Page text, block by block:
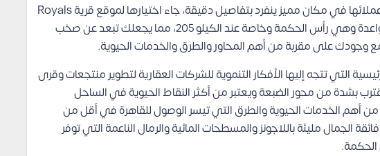
عبر اهتمام بالغ من شركة AOG بوجود عملائها في مكان مميز ينفرد بتفاصيل دقيقة، جاء اختيارها لموقع قرية Royals
الساحل في منطقة استثمارية تنموية واعدة وهي رأس الحكمة وخاصة عند الكيلو 205، مما يجعلك تبعد عن صخب
وجودك على مقربة من أهم المحاور والطرق والخدمات الحيوية.
التي تتجه إليها الأفكار التنموية للشركات العقارية لتطوير منتجعات وقرى
بالإضافة إلى أن الكيلو 205 يقترب بشدة من محور الضبعة ويعتبر من أكثر النقاط الحيوية في الساحل
أهم الخدمات الحيوية والطرق التي تيسر الوصول للقاهرة في أقل من
مليئة باللاجونز والمسطحات المائية والرمال الناعمة التي توفر
الحكمة.